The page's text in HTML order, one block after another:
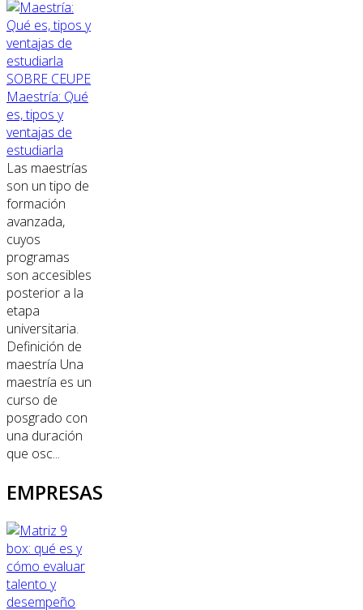
SOBRE CEUPE
Maestría: Qué
es, tipos y
ventajas de
estudiarla
Las maestrías
son un tipo de
formación
avanzada,
cuyos
programas
son accesibles
posterior a la
etapa
universitaria.
Definición de
maestría Una
maestría es un
curso de
posgrado con
una duración
que osc...
EMPRESAS